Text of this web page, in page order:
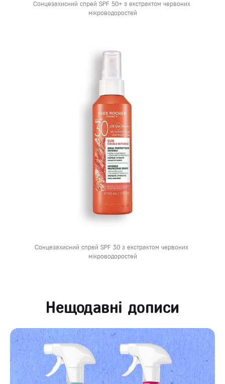
Сонцезахисний спрей SPF 50+ з екстрактом червоних
мікроводоростей
Сонцезахисний спрей SPF 30 з екстрактом червоних
мікроводоростей
Нещодавні дописи